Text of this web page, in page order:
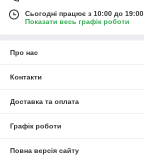
Сьогодні працює з 10:00 до 19:00
Показати весь графік роботи
Про нас
Контакти
Доставка та оплата
Графік роботи
Повна версія сайту